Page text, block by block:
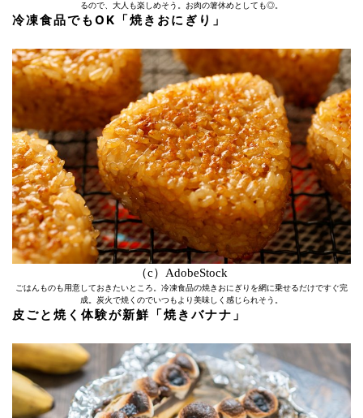
るので、大人も楽しめそう。お肉の箸休めとしても◎。
冷凍食品でもOK「焼きおにぎり」
（c）AdobeStock
ごはんものも用意しておきたいところ。冷凍食品の焼きおにぎりを網に乗せるだけですぐ完
成。炭火で焼くのでいつもより美味しく感じられそう。
皮ごと焼く体験が新鮮「焼きバナナ」